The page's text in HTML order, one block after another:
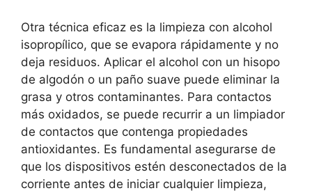
Otra técnica eficaz es la limpieza con alcohol
isopropílico, que se evapora rápidamente y no
deja residuos. Aplicar el alcohol con un hisopo
de algodón o un paño suave puede eliminar la
grasa y otros contaminantes. Para contactos
más oxidados, se puede recurrir a un limpiador
de contactos que contenga propiedades
antioxidantes. Es fundamental asegurarse de
que los dispositivos estén desconectados de la
corriente antes de iniciar cualquier limpieza,